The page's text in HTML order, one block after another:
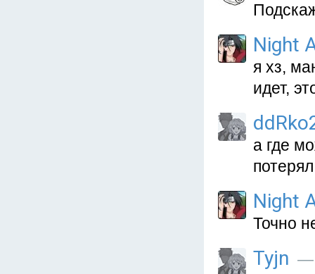
Night
я хз,
идет,
а где
Night
Точно
Tyjn —